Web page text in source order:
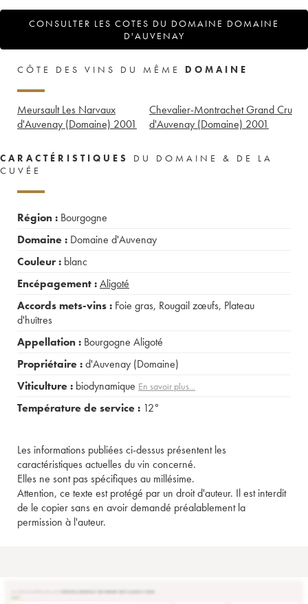
CONSULTER LES COTES DU DOMAINE DOMAINE
D'AUVENAY
CÔTE DES VINS DU MÊME DOMAINE
Meursault Les Narvaux
d'Auvenay (Domaine) 2001
Chevalier-Montrachet Grand Cru
d'Auvenay (Domaine) 2001
CARACTÉRISTIQUES
DU DOMAINE & DE LA
CUVÉE
Région : Bourgogne
Domaine : Domaine d'Auvenay
Couleur : blanc
Encépagement :Aligoté
Accords mets-vins : Foie gras, Rougail zœufs, Plateau
d'huîtres
Appellation : Bourgogne Aligoté
Propriétaire :d'Auvenay (Domaine)
Viticulture : biodynamique En savoir plus...
Température de service : 12°
Les informations publiées ci-dessus présentent les
caractéristiques actuelles du vin concerné.
Elles ne sont pas spécifiques au millésime.
Attention, ce texte est protégé par un droit d'auteur. Il est interdit
de le copier sans en avoir demandé préalablement la
permission à l'auteur.